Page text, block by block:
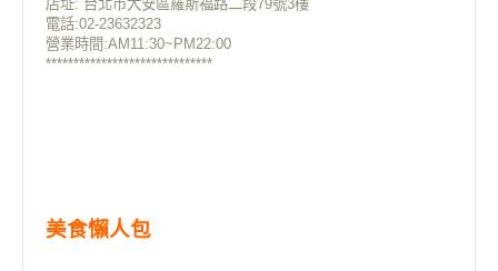
店址: 台北市大安區羅斯福路二段79號3樓
電話:02-23632323
營業時間:AM11:30~PM22:00
******************************
美食懶人包